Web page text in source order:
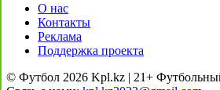
О нас
Контакты
Реклама
Поддержка проекта
© Футбол 2026 Kpl.kz | 21+